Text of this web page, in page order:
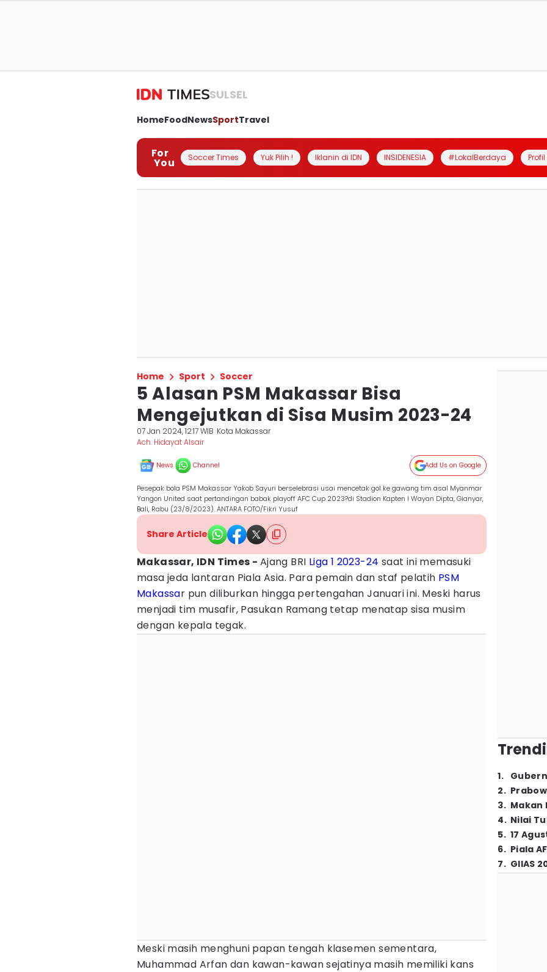
SULSEL
HomeFoodNewsSportTravel
For
You Soccer Times Yuk Pilih ! Iklanin di IDN INSIDENESIA #LokalBerdaya
Home Sport Soccer
5 Alasan PSM Makassar Bisa
Mengejutkan di Sisa Musim 2023-24
07 Jan 2024, 12:17 WIB Kota Makassar
Ach. Hidayat Alsair
News Channel Add Us on Google
Pesepak bola PSM Makassar Yakob Sayuri berselebrasi usai mencetak gol ke gawang tim asal Myanmar
Yangon United saat pertandingan babak playoff AFC Cup 2023?di Stadion Kapten I Wayan Dipta, Gianyar,
Bali, Rabu (23/8/2023). ANTARA FOTO/Fikri Yusuf
Share Article
Makassar, IDN Times - Ajang BRI Liga 1 2023-24 saat ini memasuki
masa jeda lantaran Piala Asia. Para pemain dan staf pelatih PSM
Makassar pun diliburkan hingga pertengahan Januari ini. Meski harus
menjadi tim musafir, Pasukan Ramang tetap menatap sisa musim
dengan kepala tegak.
Meski masih menghuni papan tengah klasemen sementara,
Muhammad Arfan dan kawan-kawan sejatinya masih memiliki kans
1.
2.
3. Makan
4. Nilai
5. 17
6. Piala
7. GIIAS